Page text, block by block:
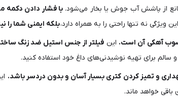
از پاشش آب جوش یا بخار می‌شود.با فشار دادن دکمه
نه تنها راحتی را به همراه دارد،بلکه ایمنی شما را
آهکی آن است. این فیلتر از جنس استیل ضد زنگ
برای تهیه نوشیدنی‌های داغ خود استفاده کنید.
و تمیز کردن کتری بسیار آسان و بدون دردسر باشد.
خواهد ماند.